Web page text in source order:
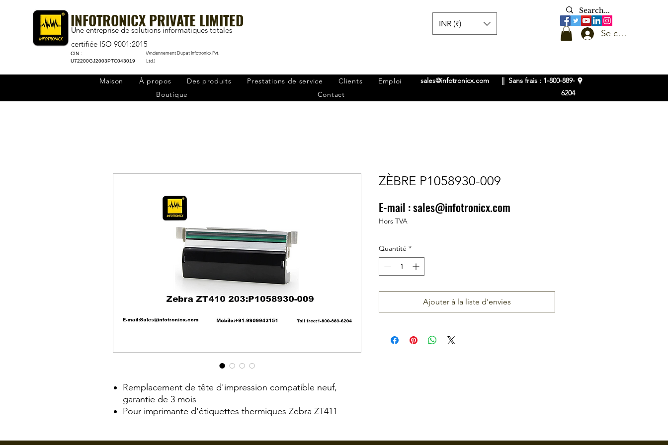
INFOTRONICX PRIVATE LIMITED
Une entreprise de solutions informatiques totales
certifiée ISO 9001:2015
CIN :
U72200GJ2003PTC043019
(Anciennement Dupat Infotronicx Pvt.
Ltd.)
Se connecter
INR (₹)
Maison À propos Des produits Prestations de service Clients
Emploi
Boutique
Contact
sales@infotronicx.com
|| Sans frais : 1-800-889-
6204
Remplacement de tête d'impression compatible neuf,
garantie de 3 mois
Pour imprimante d'étiquettes thermiques Zebra ZT411
ZÈBRE P1058930-009
0,00 ₹Prix
Hors TVA
Quantité *
Ajouter à la liste d'envies
E-mail :sales@infotronicx.com